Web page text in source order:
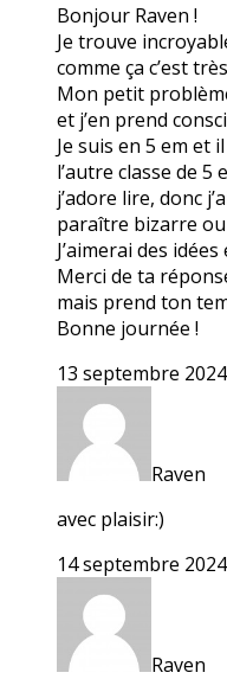
Bonjour Raven !
Je trouve
comme ça c’est
Mon petit
et j’en prend
Je suis en 5 em et
l’autre classe de 5
j’adore lire, donc
paraître bizarre
J’aimerai des
Merci de ta
mais prend ton
Bonne journée !
13 septembre
Raven
avec plaisir:)
14 septembre
Raven